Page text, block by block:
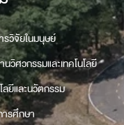
วิจัยในมนุษย์
วิศวกรรมและเทคโนโลยี
ยีและนวัตกรรม
รศึกษา